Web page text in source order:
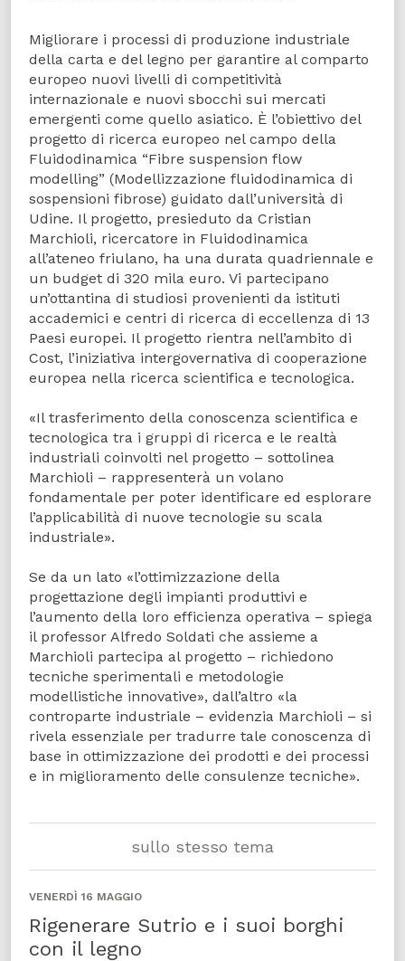
Migliorare i processi di produzione industriale
della carta e del legno per garantire al comparto
europeo nuovi livelli di competitività
internazionale e nuovi sbocchi sui mercati
emergenti come quello asiatico. È l’obiettivo del
progetto di ricerca europeo nel campo della
Fluidodinamica “Fibre suspension flow
modelling” (Modellizzazione fluidodinamica di
sospensioni fibrose) guidato dall’università di
Udine. Il progetto, presieduto da Cristian
Marchioli, ricercatore in Fluidodinamica
all’ateneo friulano, ha una durata quadriennale e
un budget di 320 mila euro. Vi partecipano
un’ottantina di studiosi provenienti da istituti
accademici e centri di ricerca di eccellenza di 13
Paesi europei. Il progetto rientra nell’ambito di
Cost, l’iniziativa intergovernativa di cooperazione
europea nella ricerca scientifica e tecnologica.
«Il trasferimento della conoscenza scientifica e
tecnologica tra i gruppi di ricerca e le realtà
industriali coinvolti nel progetto – sottolinea
Marchioli – rappresenterà un volano
fondamentale per poter identificare ed esplorare
l’applicabilità di nuove tecnologie su scala
industriale».
Se da un lato «l’ottimizzazione della
progettazione degli impianti produttivi e
l’aumento della loro efficienza operativa – spiega
il professor Alfredo Soldati che assieme a
Marchioli partecipa al progetto – richiedono
tecniche sperimentali e metodologie
modellistiche innovative», dall’altro «la
controparte industriale – evidenzia Marchioli – si
rivela essenziale per tradurre tale conoscenza di
base in ottimizzazione dei prodotti e dei processi
e in miglioramento delle consulenze tecniche».
sullo stesso tema
VENERDÌ 16 MAGGIO
Rigenerare Sutrio e i suoi borghi
con il legno